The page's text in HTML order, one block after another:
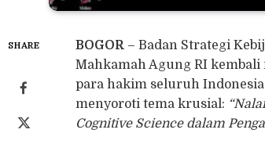
SHARE BOGOR – Badan Strategi
Mahkamah Agung RI
para hakim seluruh
menyoroti tema krusial:
Cognitive Science dalam